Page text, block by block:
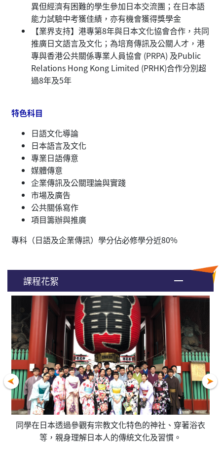
異但經濟有困難的學生參加日本交流團；在日本語
能力試驗中考獲佳績，亦有機會獲得獎學金
【業界支持】港專第8年與日本文化協會合作，共同
推廣日文語言及文化；為培育傳訊及公關人才，港
專與香港公共關係專業人員協會 (PRPA) 及Public
Relations Hong Kong Limited (PRHK)合作分別超
過8年及5年
特色科目
日語文化導論
日本語言及文化
專業日語傳意
媒體傳意
企業傳訊及公關理論與實踐
市場及廣告
公共關係寫作
項目籌辦與推廣
專科（日語及企業傳訊）學分佔必修學分近80%
課程花絮
同學在日本透過參觀有宗教文化特色的神社、穿著浴衣
等，親身理解日本人的傳統文化及習慣。